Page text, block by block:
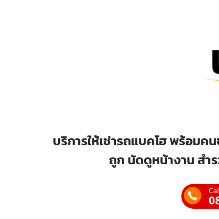
บริการให้เช่ารถแบคโฮ พร้อมค
ถูก นัดดูหน้างาน สำ